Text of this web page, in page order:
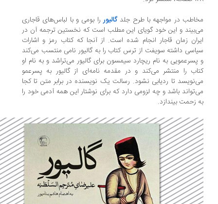
در مواجهه با طرح جلدگالیوررا بومی و با لباس‌های قاجاری
و این خود گویای این مطلب است که نخستین ترجمه آن در
زمان قاجار انجام شده است. از آنجا که کتاب رمز و اشارات
داشته سویفت از ترس کتاب را به گالیور نامی منتسب می‌کند
به نام ریچارد سیمسون برای گالیور می‌تراشد و به نام او
را منتشر می‌کند و در مقدمه نامه‌ای از گالیور به پسرعمو
تا ردیابی نشود. رسالت یک نویسنده در برابر متن تا کجا
باشد و چه لزومی دارد که برای نوشتار این همه آدمی خود را
زحمت بیندازد.